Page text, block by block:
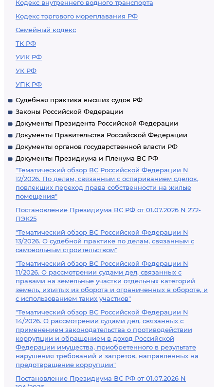
Кодекс внутреннего водного транспорта
Кодекс торгового мореплавания РФ
Семейный кодекс
ТК РФ
УИК РФ
УК РФ
УПК РФ
Судебная практика высших судов РФ
Законы Российской Федерации
Документы Президента Российской Федерации
Документы Правительства Российской Федерации
Документы органов государственной власти РФ
Документы Президиума и Пленума ВС РФ
"Тематический обзор ВС Российской Федерации N
12/2026. По делам, связанным с оспариванием сделок,
повлекших переход права собственности на жилые
помещения"
Постановление Президиума ВС РФ от 01.07.2026 N 272-
ПЭК25
"Тематический обзор ВС Российской Федерации N
13/2026. О судебной практике по делам, связанным с
самовольным строительством"
"Тематический обзор ВС Российской Федерации N
11/2026. О рассмотрении судами дел, связанных с
правами на земельные участки отдельных категорий
земель, изъятых из оборота и ограниченных в обороте, и
с использованием таких участков"
"Тематический обзор ВС Российской Федерации N
14/2026. О рассмотрении судами дел, связанных с
применением законодательства о противодействии
коррупции и обращением в доход Российской
Федерации имущества, приобретенного в результате
нарушения требований и запретов, направленных на
предотвращение коррупции"
Постановление Президиума ВС РФ от 01.07.2026 N